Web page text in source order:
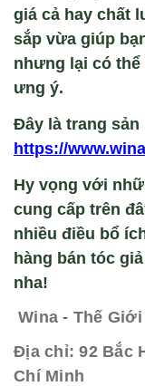
giá cả hay chất
sắp vừa giúp
nhưng lại có thể
ưng ý.
Đây là trang sản
https://
Hy vọng với
cung cấp trên
nhiều điều bổ
hàng bán tóc
nha!
Wina - Thế
Địa chỉ: 92 Bắc
Chí Minh